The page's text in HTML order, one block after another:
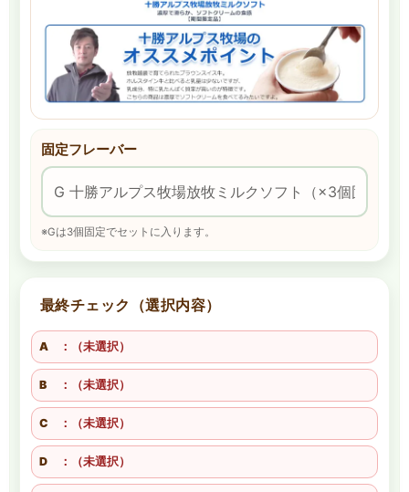
固定フレーバー
※Gは3個固定でセットに入ります。
最終チェック（選択内容）
A ：（未選択）
B ：（未選択）
C ：（未選択）
D ：（未選択）